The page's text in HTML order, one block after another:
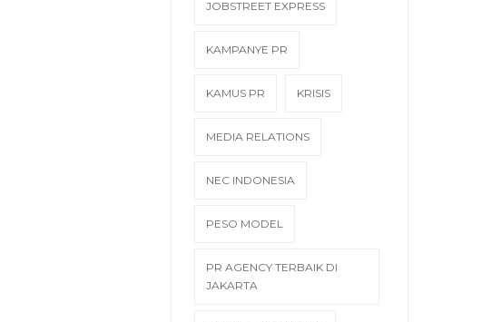
JOBSTREET EXPRESS
KAMPANYE PR
KAMUS PR KRISIS
MEDIA RELATIONS
NEC INDONESIA
PESO MODEL
PR AGENCY TERBAIK DI
JAKARTA